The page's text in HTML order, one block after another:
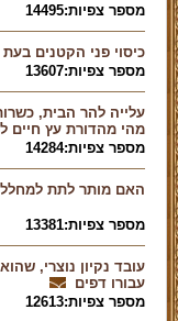
מספר צפיות:14495
כיסוי פני הקטנים
מספר צפיות:13607
עלייה להר הבית,
מהי מהדורת עץ חיים
מספר צפיות:14284
האם מותר לתת
מספר צפיות:13381
עובד נקיון נוצרי,
עבורו דפים
מספר צפיות:12613